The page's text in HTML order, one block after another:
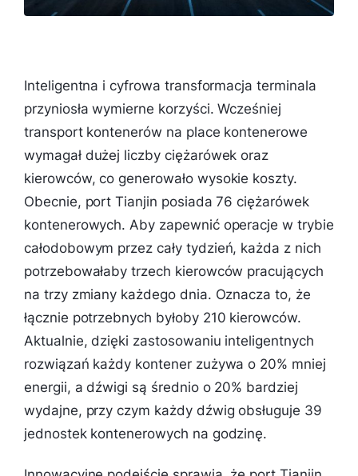
Inteligentna i cyfrowa transformacja terminala
przyniosła wymierne korzyści. Wcześniej
transport kontenerów na place kontenerowe
wymagał dużej liczby ciężarówek oraz
kierowców, co generowało wysokie koszty.
Obecnie, port Tianjin posiada 76 ciężarówek
kontenerowych. Aby zapewnić operacje w trybie
całodobowym przez cały tydzień, każda z nich
potrzebowałaby trzech kierowców pracujących
na trzy zmiany każdego dnia. Oznacza to, że
łącznie potrzebnych byłoby 210 kierowców.
Aktualnie, dzięki zastosowaniu inteligentnych
rozwiązań każdy kontener zużywa o 20% mniej
energii, a dźwigi są średnio o 20% bardziej
wydajne, przy czym każdy dźwig obsługuje 39
jednostek kontenerowych na godzinę.